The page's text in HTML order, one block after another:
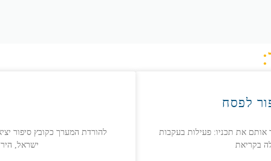
לפסח
אותם את תכניו: פעילות בעקבות
בקריאת
ישראל,